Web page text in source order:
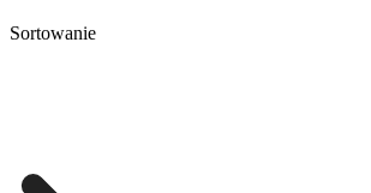
Sortowanie